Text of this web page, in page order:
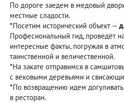
По дороге заедем в медовый
местные сладости.
*Посетим исторический объект —
Професиональный гид, проведёт
интересные факты, погружая в
таинственной и величественной.
*На закате отправимся в
с вековыми деревьями и
*По возвращению идем
в ресторан.